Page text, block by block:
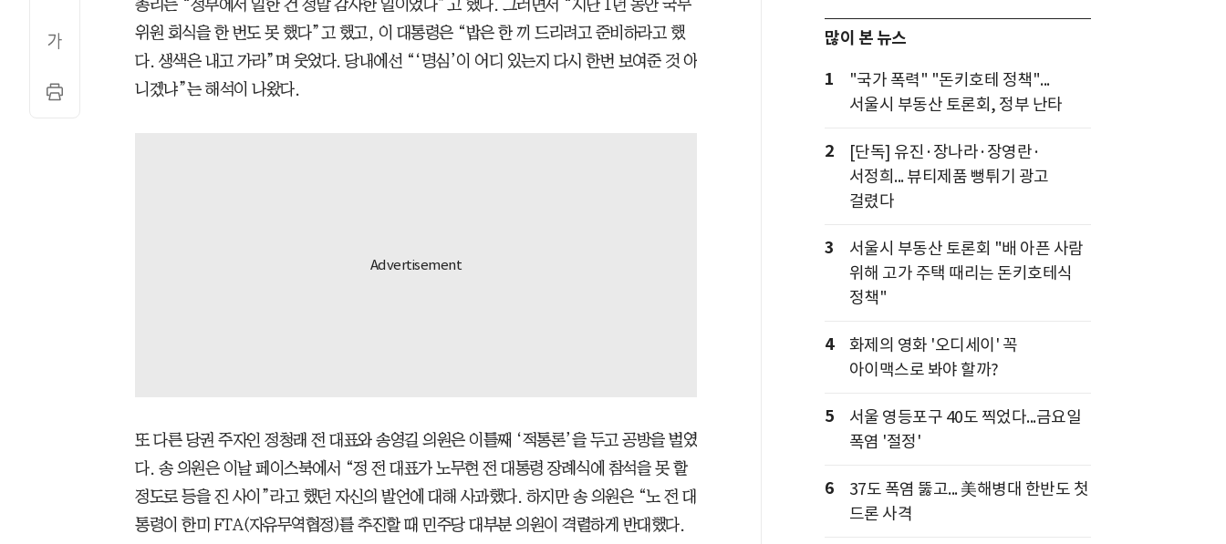
총리는 “정부에서 일한 건 정말 감사한 일이었다”고 했다. 그러면서 “지난 1년 동안 국무
위원 회식을 한 번도 못 했다”고 했고, 이 대통령은 “밥은 한 끼 드리려고 준비하라고 했
다. 생색은 내고 가라”며 웃었다. 당내에선 “‘명심’이 어디 있는지 다시 한번 보여준 것 아
니겠냐”는 해석이 나왔다.
또 다른 당권 주자인 정청래 전 대표와 송영길 의원은 이틀째 ‘적통론’을 두고 공방을 벌였
다. 송 의원은 이날 페이스북에서 “정 전 대표가 노무현 전 대통령 장례식에 참석을 못 할
정도로 등을 진 사이”라고 했던 자신의 발언에 대해 사과했다. 하지만 송 의원은 “노 전 대
통령이 한미 FTA(자유무역협정)를 추진할 때 민주당 대부분 의원이 격렬하게 반대했다.
많이 본 뉴스
1
"국가 폭력" "돈키호테 정책"...
서울시 부동산 토론회, 정부 난타
2
[단독] 유진·장나라·장영란·
서정희... 뷰티제품 뻥튀기 광고
걸렸다
3
서울시 부동산 토론회 "배 아픈 사람
위해 고가 주택 때리는 돈키호테식
정책"
4
화제의 영화 '오디세이' 꼭
아이맥스로 봐야 할까?
5
서울 영등포구 40도 찍었다...금요일
폭염 '절정'
6
37도 폭염 뚫고... 美해병대 한반도 첫
드론 사격